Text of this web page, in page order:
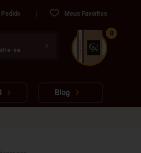
Pedido Meus Favoritos
se
www.cachacarianacional.com.br
CUIDADO FRÁGIL
0
Blog